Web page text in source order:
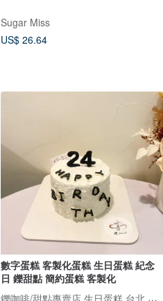
Sugar Miss
US$ 26.64
數字蛋糕 客製化蛋糕 生日蛋糕 紀念
日 鑠甜點 簡約蛋糕 客製化
鑠咖啡/甜點專賣店 生日蛋糕 台北 中山/松山 咖啡課程教學 客製化蛋糕